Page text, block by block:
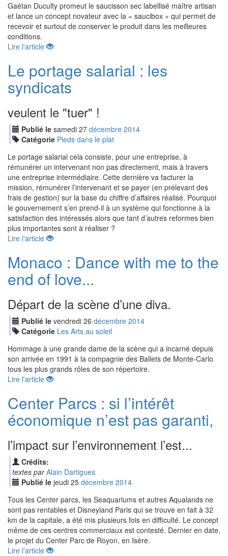
Gaétan Duculty promeut le saucisson sec labellisé maître artisan
et lance un concept novateur avec la « saucibox » qui permet de
recevoir et surtout de conserver le produit dans les meilleures
conditions.
Lire l'article
Le portage salarial : les
syndicats
veulent le "tuer" !
Publié le samedi 27 décembre 2014
Catégorie Pieds dans le plat
Le portage salarial cela consiste, pour une entreprise, à
rémunérer un intervenant non pas directement, mais à travers
une entreprise intermédiaire. Cette dernière va facturer la
mission, rémunérer l’intervenant et se payer (en prélevant des
frais de gestion) sur la base du chiffre d’affaires réalisé. Pourquoi
le gouvernement s’en prend-il à un système qui fonctionne à la
satisfaction des intéressés alors que tant d’autres reformes bien
plus importantes sont à réaliser ?
Lire l'article
Monaco : Dance with me to the
end of love...
Départ de la scène d’une diva.
Publié le vendredi 26 décembre 2014
Catégorie Les Arts au soleil
Hommage à une grande dame de la scène qui a incarné depuis
son arrivée en 1991 à la compagnie des Ballets de Monte-Carlo
tous les plus grands rôles de son répertoire.
Lire l'article
Center Parcs : si l’intérêt
économique n’est pas garanti,
l’impact sur l’environnement l’est...
Crédits:
textes par Alain Dartigues
Publié le jeudi 25 décembre 2014
Tous les Center parcs, les Seaquariums et autres Aqualands ne
sont pas rentables et Disneyland Paris qui se trouve en fait à 32
km de la capitale, a été mis plusieurs fois en difficulté. Le concept
même de ces centres commerciaux est contesté. Dernier en date,
le projet du Center Parc de Royon, en Isère.
Lire l'article